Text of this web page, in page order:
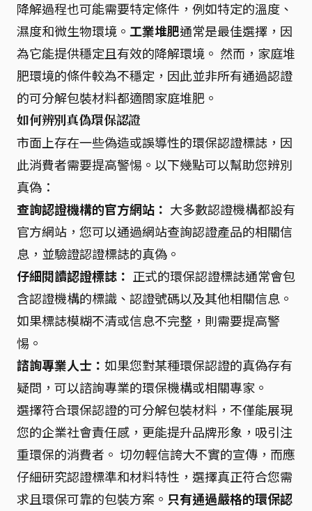
降解過程也可能需要特定條件，例如特定的溫度、
濕度和微生物環境。 工業堆肥通常是最佳選擇，因
為它能提供穩定且有效的降解環境。 然而，家庭堆
肥環境的條件較為不穩定，因此並非所有通過認證
的可分解包裝材料都適閤家庭堆肥。
如何辨別真偽環保認證
市面上存在一些偽造或誤導性的環保認證標誌，因
此消費者需要提高警惕。以下幾點可以幫助您辨別
真偽：
查詢認證機構的官方網站： 大多數認證機構都設有
官方網站，您可以通過網站查詢認證產品的相關信
息，並驗證認證標誌的真偽。
仔細閱讀認證標誌： 正式的環保認證標誌通常會包
含認證機構的標識、認證號碼以及其他相關信息。
如果標誌模糊不清或信息不完整，則需要提高警
惕。
諮詢專業人士： 如果您對某種環保認證的真偽存有
疑問，可以諮詢專業的環保機構或相關專家。
選擇符合環保認證的可分解包裝材料，不僅能展現
您的企業社會責任感，更能提升品牌形象，吸引注
重環保的消費者。 切勿輕信誇大不實的宣傳，而應
仔細研究認證標準和材料特性，選擇真正符合您需
求且環保可靠的包裝方案。 只有通過嚴格的環保認